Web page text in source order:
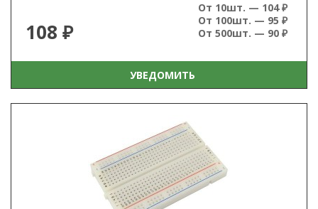
108 ₽
От 10шт. — 104 ₽
От 100шт. — 95 ₽
От 500шт. — 90 ₽
УВЕДОМИТЬ